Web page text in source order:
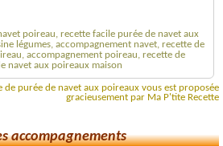
poireau, recette facile purée de navet aux
légumes, accompagnement navet, recette de
accompagnement poireau, recette de
navet aux poireaux maison
de purée de navet aux poireaux vous est proposée
gracieusement par Ma P'tite Recette
accompagnements